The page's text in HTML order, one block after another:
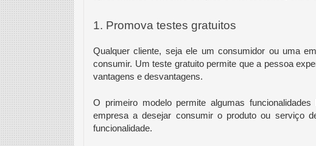
1. Promova testes gratuitos
Qualquer cliente, seja ele um consumidor ou uma
consumir. Um teste gratuito permite que a pessoa
vantagens e desvantagens.
O primeiro modelo permite algumas
empresa a desejar consumir o produto ou serviço
funcionalidade.